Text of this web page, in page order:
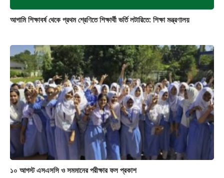
আগামি শিক্ষাবর্ষ থেকে প্রথম শ্রেণিতে শিক্ষার্থী ভর্তি লটারিতে: শিক্ষা মন্ত্রণালয়
১০ আগস্ট এসএসসি ও সমমানের পরীক্ষার ফল প্রকাশ